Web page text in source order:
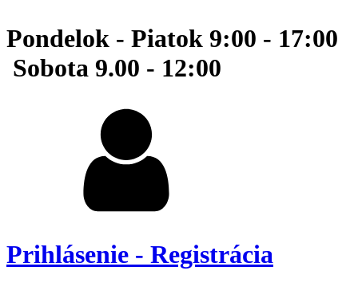
Pondelok - Piatok 9:00 - 17:00
Sobota 9.00 - 12:00
Prihlásenie - Registrácia